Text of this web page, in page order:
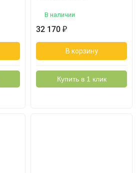
В наличии
32 170 ₽
В корзину
Купить в 1 клик